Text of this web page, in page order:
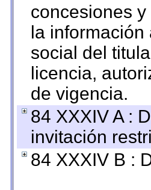
concesiones
la
social del
licencia,
de vigencia.
84 XXXIV A :
invitación
84 XXXIV B :